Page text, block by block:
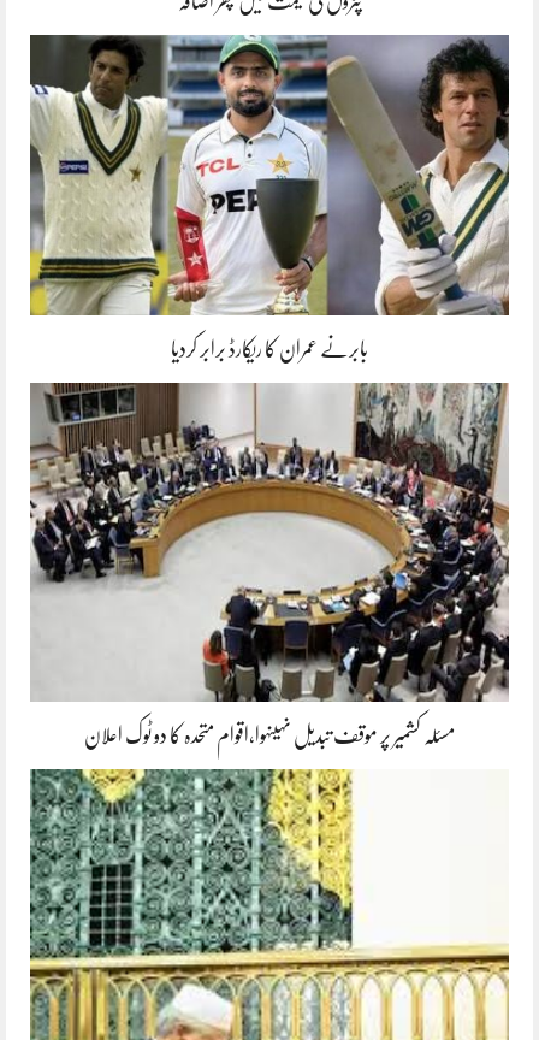
بابرنے عمران کا ریکارڈ برابر کردیا
مسئلہ کشمیر پر موقف تبدیل نہیںہوا،اقوام متحدہ کا دو ٹوک اعلان